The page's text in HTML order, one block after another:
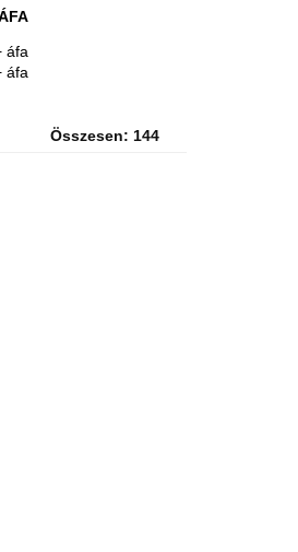
áfa
áfa
Összesen: 144